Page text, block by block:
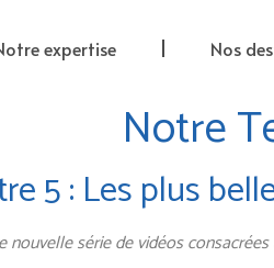
expertise Nos
Notre
5 : Les plus
nouvelle série de vidéos